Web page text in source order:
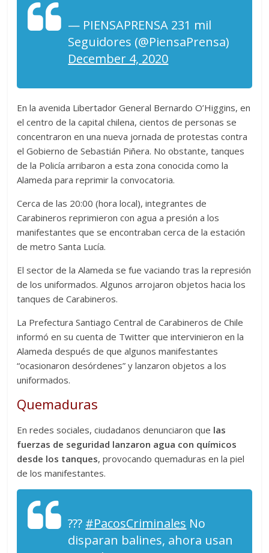
— PIENSAPRENSA 231 mil
Seguidores (@PiensaPrensa)
December 4, 2020
En la avenida Libertador General Bernardo O’Higgins, en
el centro de la capital chilena, cientos de personas se
concentraron en una nueva jornada de protestas contra
el Gobierno de Sebastián Piñera. No obstante, tanques
de la Policía arribaron a esta zona conocida como la
Alameda para reprimir la convocatoria.
Cerca de las 20:00 (hora local), integrantes de
Carabineros reprimieron con agua a presión a los
manifestantes que se encontraban cerca de la estación
de metro Santa Lucía.
El sector de la Alameda se fue vaciando tras la represión
de los uniformados. Algunos arrojaron objetos hacia los
tanques de Carabineros.
La Prefectura Santiago Central de Carabineros de Chile
informó en su cuenta de Twitter que intervinieron en la
Alameda después de que algunos manifestantes
“ocasionaron desórdenes” y lanzaron objetos a los
uniformados.
Quemaduras
En redes sociales, ciudadanos denunciaron que las
fuerzas de seguridad lanzaron agua con químicos
desde los tanques, provocando quemaduras en la piel
de los manifestantes.
??? #PacosCriminales No
disparan balines, ahora usan